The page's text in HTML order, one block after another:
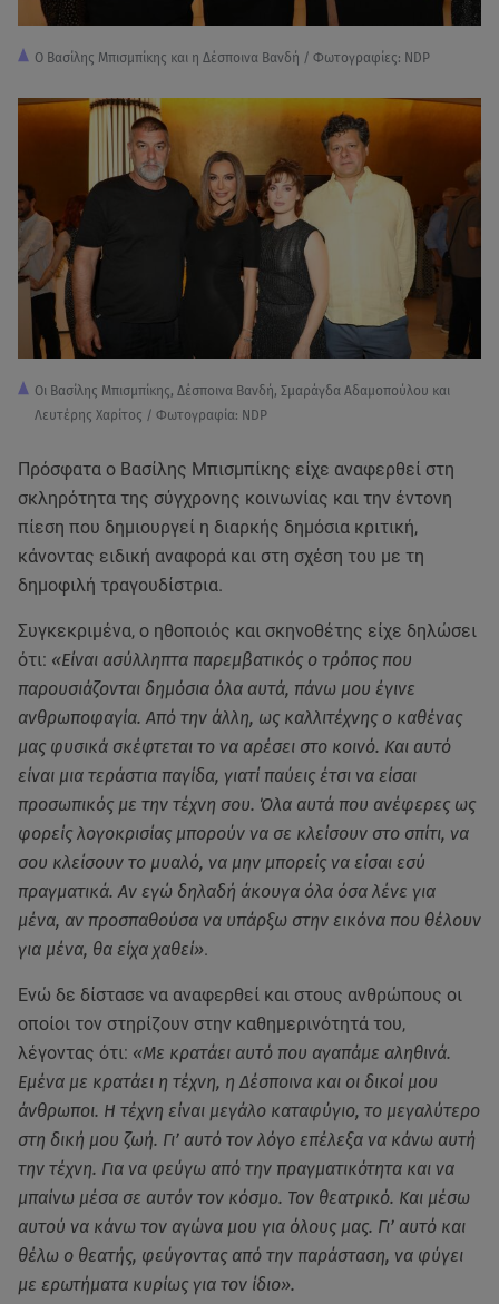
Ο Βασίλης Μπισμπίκης και η Δέσποινα Βανδή / Φωτογραφίες: NDP
Οι Βασίλης Μπισμπίκης, Δέσποινα Βανδή, Σμαράγδα Αδαμοπούλου και
Λευτέρης Χαρίτος / Φωτογραφία: NDP
Πρόσφατα ο Βασίλης Μπισμπίκης είχε αναφερθεί στη
σκληρότητα της σύγχρονης κοινωνίας και την έντονη
πίεση που δημιουργεί η διαρκής δημόσια κριτική,
κάνοντας ειδική αναφορά και στη σχέση του με τη
δημοφιλή τραγουδίστρια.
Συγκεκριμένα, ο ηθοποιός και σκηνοθέτης είχε δηλώσει
ότι: «Είναι ασύλληπτα παρεμβατικός ο τρόπος που
παρουσιάζονται δημόσια όλα αυτά, πάνω μου έγινε
ανθρωποφαγία. Από την άλλη, ως καλλιτέχνης ο καθένας
μας φυσικά σκέφτεται το να αρέσει στο κοινό. Και αυτό
είναι μια τεράστια παγίδα, γιατί παύεις έτσι να είσαι
προσωπικός με την τέχνη σου. Όλα αυτά που ανέφερες ως
φορείς λογοκρισίας μπορούν να σε κλείσουν στο σπίτι, να
σου κλείσουν το μυαλό, να μην μπορείς να είσαι εσύ
πραγματικά. Αν εγώ δηλαδή άκουγα όλα όσα λένε για
μένα, αν προσπαθούσα να υπάρξω στην εικόνα που θέλουν
για μένα, θα είχα χαθεί».
Ενώ δε δίστασε να αναφερθεί και στους ανθρώπους οι
οποίοι τον στηρίζουν στην καθημερινότητά του,
λέγοντας ότι: «Με κρατάει αυτό που αγαπάμε αληθινά.
Εμένα με κρατάει η τέχνη, η Δέσποινα και οι δικοί μου
άνθρωποι. Η τέχνη είναι μεγάλο καταφύγιο, το μεγαλύτερο
στη δική μου ζωή. Γι’ αυτό τον λόγο επέλεξα να κάνω αυτή
την τέχνη. Για να φεύγω από την πραγματικότητα και να
μπαίνω μέσα σε αυτόν τον κόσμο. Τον θεατρικό. Και μέσω
αυτού να κάνω τον αγώνα μου για όλους μας. Γι’ αυτό και
θέλω ο θεατής, φεύγοντας από την παράσταση, να φύγει
με ερωτήματα κυρίως για τον ίδιο».